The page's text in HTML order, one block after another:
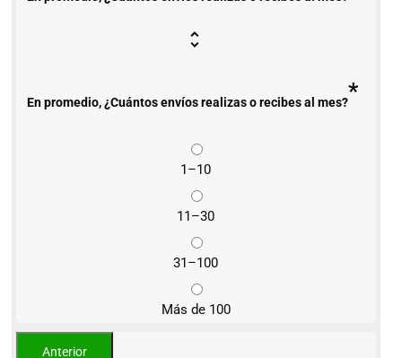
En promedio, ¿Cuántos envíos realizas o recibes al mes?*
1–10
11–30
31–100
Más de 100